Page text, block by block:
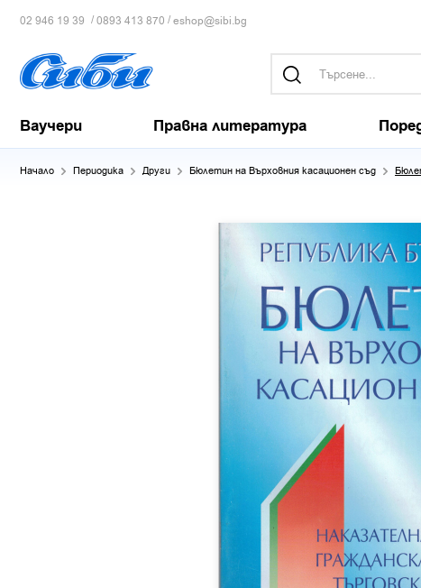
02 946 19 39 /0893 413 870 /eshop@sibi.bg
Ваучери Правна литература
Начало Периодика Други Бюлетин на Върховния касационен съд